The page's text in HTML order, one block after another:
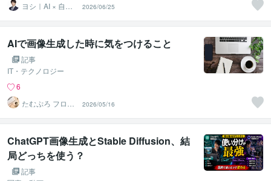
ヨシ｜AI × 自動
化で「面倒」を
消す人
2026/06/25
AIで画像生成した時に気をつけること
記事
IT・テクノロジー
6
たむぷろ フロン
トエンジニア
2026/05/16
ChatGPT画像生成とStable Diffusion、結
局どっちを使う？
記事